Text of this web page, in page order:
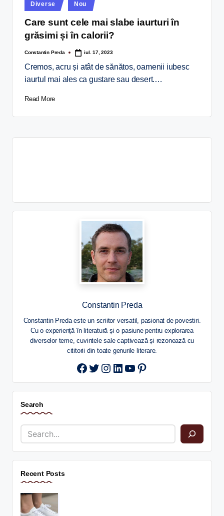
Diverse Nou
Care sunt cele mai slabe iaurturi în
grăsimi și în calorii?
Constantin Preda iul. 17, 2023
Cremos, acru și atât de sănătos, oamenii iubesc
iaurtul mai ales ca gustare sau desert.…
Read More
Constantin Preda
Constantin Preda este un scriitor versatil, pasionat de povestiri.
Cu o experiență în literatură și o pasiune pentru explorarea
diverselor teme, cuvintele sale captivează și rezonează cu
cititorii din toate genurile literare.
Twitter
Instagram
LinkedIn
YouTube
Pinterest
Search
Recent Posts